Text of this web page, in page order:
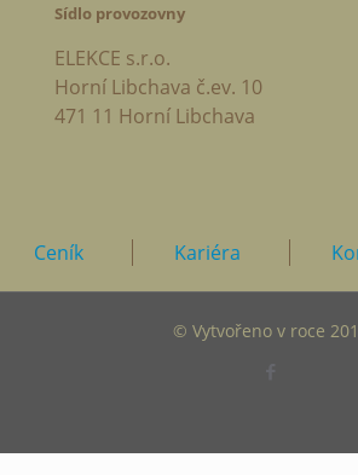
Sídlo provozovny
ELEKCE s.r.o.
Horní Libchava č.ev. 10
471 11 Horní Libchava
Ceník Kariéra
© Vytvořeno v roce